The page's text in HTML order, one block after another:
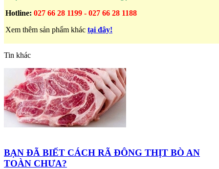
Hotline: 027 66 28 1199 - 027 66 28 1188
Xem thêm sản phẩm khác tại đây!
Tin khác
BẠN ĐÃ BIẾT CÁCH RÃ ĐÔNG THỊT BÒ AN
TOÀN CHƯA?